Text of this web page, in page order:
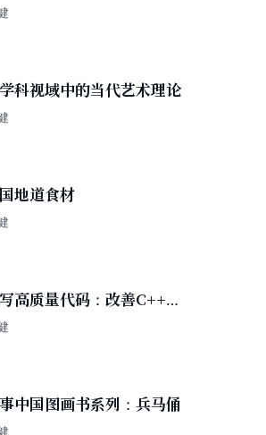
·AI导读版）
科视域中的当代艺术理论
地道食材
高质量代码：改善C++程
150个建议
中国图画书系列：兵马俑